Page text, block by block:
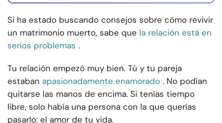
Si ha estado buscando consejos sobre cómo revivir
un matrimonio muerto, sabe que la relación está en
serios problemas .
Tu relación empezó muy bien. Tú y tu pareja
estaban apasionadamente enamorado . No podían
quitarse las manos de encima. Si tenías tiempo
libre, solo había una persona con la que querías
pasarlo: el amor de tu vida.